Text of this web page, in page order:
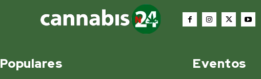
Populares Eventos